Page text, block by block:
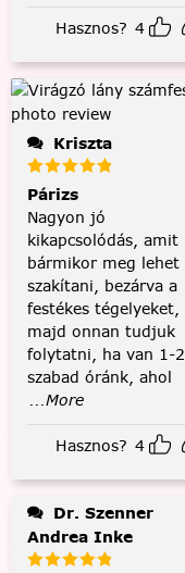
visszajelzést! :)
Hasznos? 4
Kriszta
Párizs
Nagyon jó
kikapcsolódás, amit
bármikor meg lehet
szakítani, bezárva a
festékes tégelyeket,
majd onnan tudjuk
folytatni, ha van 1-2
szabad óránk, ahol
...More
Hasznos? 4
Andrea Inke